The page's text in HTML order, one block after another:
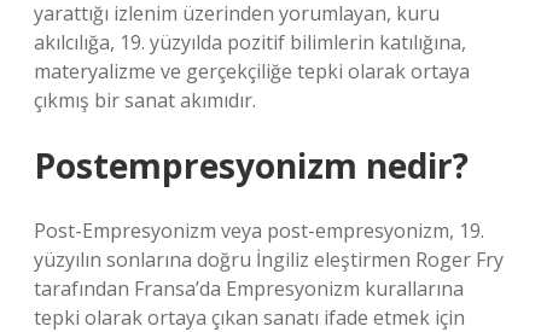
yarattığı izlenim üzerinden yorumlayan, kuru
akılcılığa, 19. yüzyılda pozitif bilimlerin katılığına,
materyalizme ve gerçekçiliğe tepki olarak ortaya
çıkmış bir sanat akımıdır.
Postempresyonizm nedir?
Post-Empresyonizm veya post-empresyonizm, 19.
yüzyılın sonlarına doğru İngiliz eleştirmen Roger Fry
tarafından Fransa’da Empresyonizm kurallarına
tepki olarak ortaya çıkan sanatı ifade etmek için